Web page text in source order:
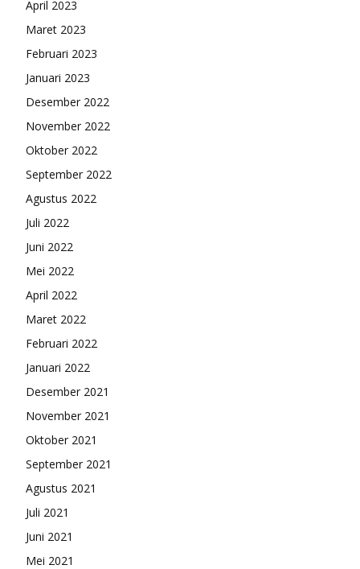
April 2023
Maret 2023
Februari 2023
Januari 2023
Desember 2022
November 2022
Oktober 2022
September 2022
Agustus 2022
Juli 2022
Juni 2022
Mei 2022
April 2022
Maret 2022
Februari 2022
Januari 2022
Desember 2021
November 2021
Oktober 2021
September 2021
Agustus 2021
Juli 2021
Juni 2021
Mei 2021